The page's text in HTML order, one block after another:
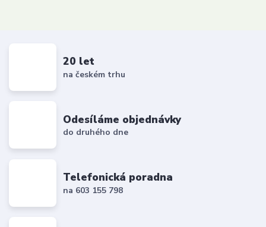
20 let
na českém trhu
Odesíláme objednávky
do druhého dne
Telefonická poradna
na 603 155 798